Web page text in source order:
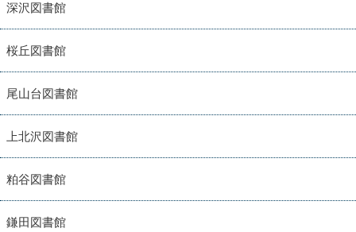
深沢図書館
桜丘図書館
尾山台図書館
上北沢図書館
粕谷図書館
鎌田図書館